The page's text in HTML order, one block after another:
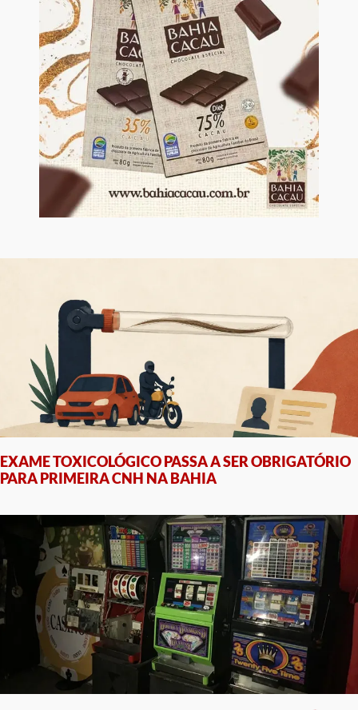
EXAME TOXICOLÓGICO PASSA A SER OBRIGATÓRIO
PARA PRIMEIRA CNH NA BAHIA